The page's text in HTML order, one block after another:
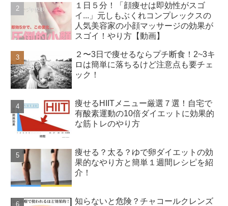
１日５分！「顔痩せは即効性がスゴ
イ...」元しもぶくれコンプレックスの
人気美容家の小顔マッサージの効果が
スゴイ！やり方【動画】
２〜3日で痩せるならプチ断食！2~3キ
ロは簡単に落ちるけど注意点も要チェ
ック！
痩せるHIITメニュー厳選７選！自宅で
有酸素運動の10倍ダイエットに効果的
な筋トレのやり方
痩せる？太る？ゆで卵ダイエットの効
果的なやり方と簡単１週間レシピを紹
介！
知らないと危険？チャコールクレンズ